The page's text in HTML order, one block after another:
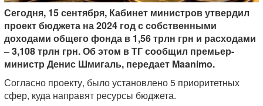
Сегодня, 15 сентября, Кабинет министров утвердил
проект бюджета на 2024 год с собственными
доходами общего фонда в 1,56 трлн грн и расходами
– 3,108 трлн грн. Об этом в ТГ сообщил премьер-
министр Денис Шмигаль, передает Maanimo.
Согласно проекту, было установлено 5 приоритетных
сфер, куда направят ресурсы бюджета.